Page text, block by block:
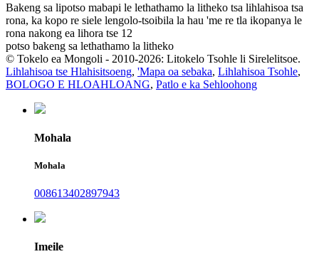
Bakeng sa lipotso mabapi le lethathamo la litheko tsa lihlahisoa tsa
rona, ka kopo re siele lengolo-tsoibila la hau 'me re tla ikopanya le
rona nakong ea lihora tse 12
potso bakeng sa lethathamo la litheko
© Tokelo ea Mongoli - 2010-2026: Litokelo Tsohle li Sirelelitsoe.
Lihlahisoa tse Hlahisitsoeng, 'Mapa oa sebaka, Lihlahisoa Tsohle,
BOLOGO E HLOAHLOANG, Patlo e ka Sehloohong
Mohala
Mohala
008613402897943
Imeile